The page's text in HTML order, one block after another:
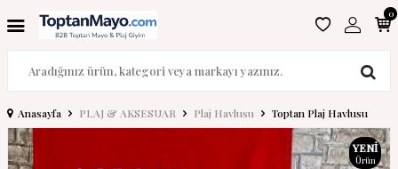
0
Anasayfa PLAJ & AKSESUAR Plaj Havlusu Toptan Plaj Havlusu
YENI
Ürün